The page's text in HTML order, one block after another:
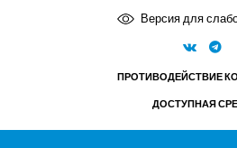
Версия для
ПРОТИВОДЕЙСТВИЕ
ДОСТУПНАЯ